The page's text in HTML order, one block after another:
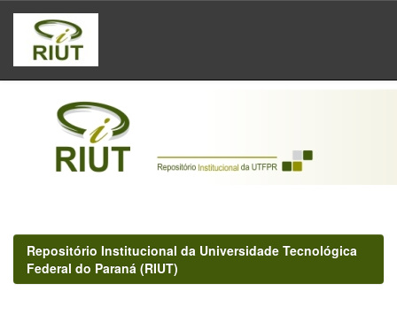
Skip
navigation
Repositório Institucional da Universidade Tecnológica
Federal do Paraná (RIUT)